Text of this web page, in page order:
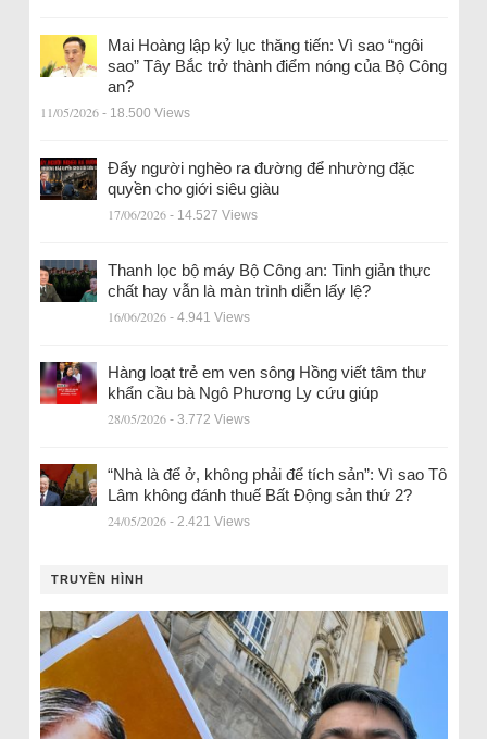
Mai Hoàng lập kỷ lục thăng tiến: Vì sao “ngôi
sao” Tây Bắc trở thành điểm nóng của Bộ Công
an?
11/05/2026 - 18.500 Views
Đẩy người nghèo ra đường để nhường đặc
quyền cho giới siêu giàu
17/06/2026 - 14.527 Views
Thanh lọc bộ máy Bộ Công an: Tinh giản thực
chất hay vẫn là màn trình diễn lấy lệ?
16/06/2026 - 4.941 Views
Hàng loạt trẻ em ven sông Hồng viết tâm thư
khẩn cầu bà Ngô Phương Ly cứu giúp
28/05/2026 - 3.772 Views
“Nhà là để ở, không phải để tích sản”: Vì sao Tô
Lâm không đánh thuế Bất Động sản thứ 2?
24/05/2026 - 2.421 Views
TRUYỀN HÌNH